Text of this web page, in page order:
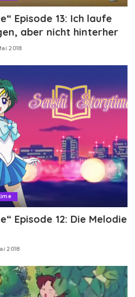
Episode 13: Ich laufe
aber nicht hinterher
2018
Episode 12: Die Melodie
2018